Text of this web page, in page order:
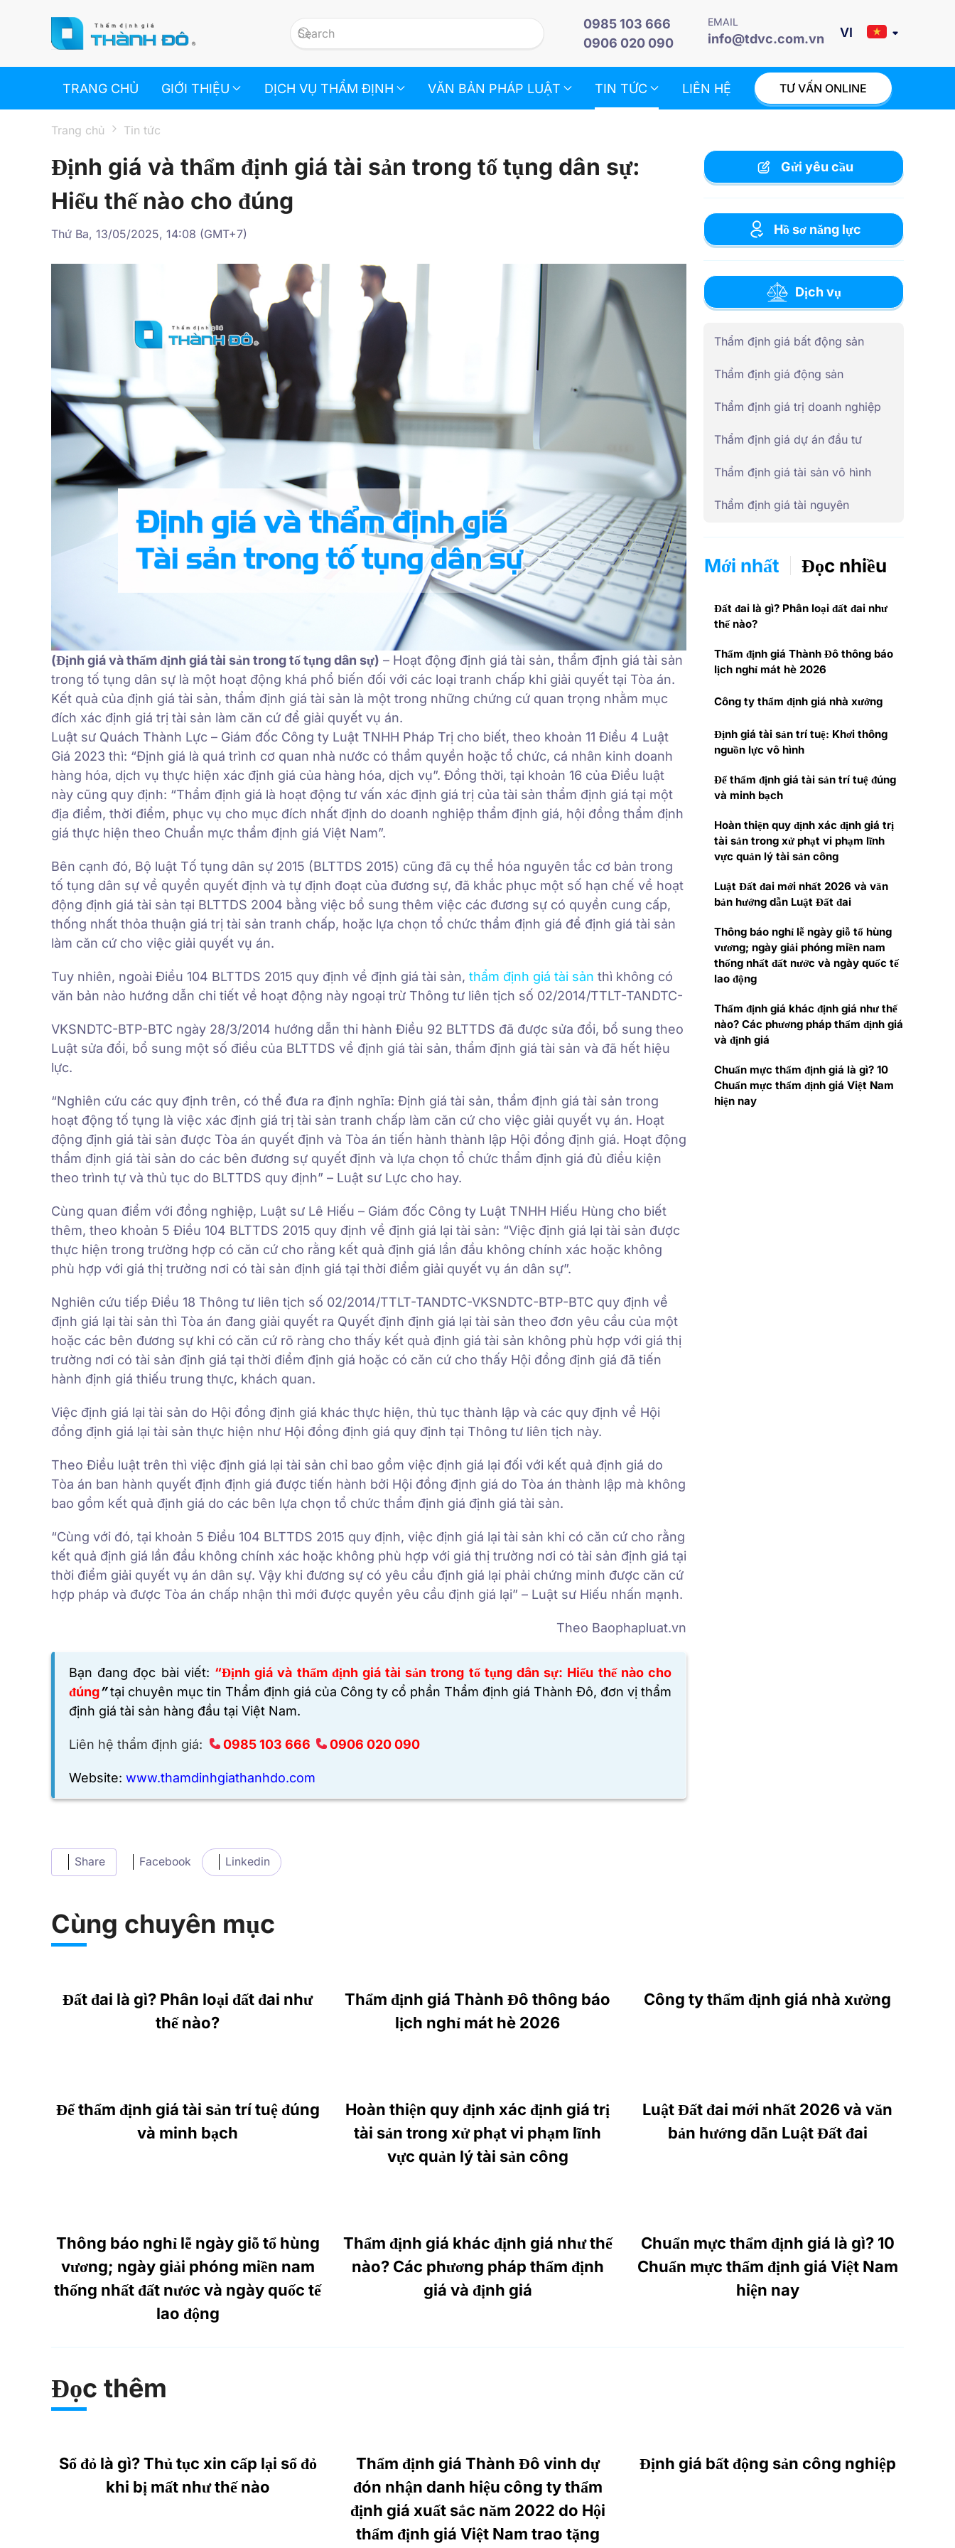
Skip to main content
0985 103 666
0906 020 090
EMAIL
info@tdvc.com.vn
TRANG CHỦ GIỚI THIỆU DỊCH VỤ THẨM ĐỊNH VĂN BẢN PHÁP LUẬT TIN TỨC LIÊN HỆ TƯ VẤN ONLINE
Trang chủ Tin tức
Định giá và thẩm định giá tài sản trong tố tụng dân sự:
Hiểu thế nào cho đúng
Thứ Ba, 13/05/2025, 14:08 (GMT+7)
(Định giá và thẩm định giá tài sản trong tố tụng dân sự) – Hoạt động định giá tài sản, thẩm định giá tài sản
trong tố tụng dân sự là một hoạt động khá phổ biến đối với các loại tranh chấp khi giải quyết tại Tòa án.
Kết quả của định giá tài sản, thẩm định giá tài sản là một trong những chứng cứ quan trọng nhằm mục
đích xác định giá trị tài sản làm căn cứ để giải quyết vụ án.
Luật sư Quách Thành Lực – Giám đốc Công ty Luật TNHH Pháp Trị cho biết, theo khoản 11 Điều 4 Luật
Giá 2023 thì: “Định giá là quá trình cơ quan nhà nước có thẩm quyền hoặc tổ chức, cá nhân kinh doanh
hàng hóa, dịch vụ thực hiện xác định giá của hàng hóa, dịch vụ”. Đồng thời, tại khoản 16 của Điều luật
này cũng quy định: “Thẩm định giá là hoạt động tư vấn xác định giá trị của tài sản thẩm định giá tại một
địa điểm, thời điểm, phục vụ cho mục đích nhất định do doanh nghiệp thẩm định giá, hội đồng thẩm định
giá thực hiện theo Chuẩn mực thẩm định giá Việt Nam”.
Bên cạnh đó, Bộ luật Tố tụng dân sự 2015 (BLTTDS 2015) cũng đã cụ thể hóa nguyên tắc cơ bản trong
tố tụng dân sự về quyền quyết định và tự định đoạt của đương sự, đã khắc phục một số hạn chế về hoạt
động định giá tài sản tại BLTTDS 2004 bằng việc bổ sung thêm việc các đương sự có quyền cung cấp,
thống nhất thỏa thuận giá trị tài sản tranh chấp, hoặc lựa chọn tổ chức thẩm định giá để định giá tài sản
làm căn cứ cho việc giải quyết vụ án.
Tuy nhiên, ngoài Điều 104 BLTTDS 2015 quy định về định giá tài sản, thẩm định giá tài sản thì không có
văn bản nào hướng dẫn chi tiết về hoạt động này ngoại trừ Thông tư liên tịch số 02/2014/TTLT-TANDTC-
VKSNDTC-BTP-BTC ngày 28/3/2014 hướng dẫn thi hành Điều 92 BLTTDS đã được sửa đổi, bổ sung theo
Luật sửa đổi, bổ sung một số điều của BLTTDS về định giá tài sản, thẩm định giá tài sản và đã hết hiệu
lực.
“Nghiên cứu các quy định trên, có thể đưa ra định nghĩa: Định giá tài sản, thẩm định giá tài sản trong
hoạt động tố tụng là việc xác định giá trị tài sản tranh chấp làm căn cứ cho việc giải quyết vụ án. Hoạt
động định giá tài sản được Tòa án quyết định và Tòa án tiến hành thành lập Hội đồng định giá. Hoạt động
thẩm định giá tài sản do các bên đương sự quyết định và lựa chọn tổ chức thẩm định giá đủ điều kiện
theo trình tự và thủ tục do BLTTDS quy định” – Luật sư Lực cho hay.
Cùng quan điểm với đồng nghiệp, Luật sư Lê Hiếu – Giám đốc Công ty Luật TNHH Hiếu Hùng cho biết
thêm, theo khoản 5 Điều 104 BLTTDS 2015 quy định về định giá lại tài sản: “Việc định giá lại tài sản được
thực hiện trong trường hợp có căn cứ cho rằng kết quả định giá lần đầu không chính xác hoặc không
phù hợp với giá thị trường nơi có tài sản định giá tại thời điểm giải quyết vụ án dân sự”.
Nghiên cứu tiếp Điều 18 Thông tư liên tịch số 02/2014/TTLT-TANDTC-VKSNDTC-BTP-BTC quy định về
định giá lại tài sản thì Tòa án đang giải quyết ra Quyết định định giá lại tài sản theo đơn yêu cầu của một
hoặc các bên đương sự khi có căn cứ rõ ràng cho thấy kết quả định giá tài sản không phù hợp với giá thị
trường nơi có tài sản định giá tại thời điểm định giá hoặc có căn cứ cho thấy Hội đồng định giá đã tiến
hành định giá thiếu trung thực, khách quan.
Việc định giá lại tài sản do Hội đồng định giá khác thực hiện, thủ tục thành lập và các quy định về Hội
đồng định giá lại tài sản thực hiện như Hội đồng định giá quy định tại Thông tư liên tịch này.
Theo Điều luật trên thì việc định giá lại tài sản chỉ bao gồm việc định giá lại đối với kết quả định giá do
Tòa án ban hành quyết định định giá được tiến hành bởi Hội đồng định giá do Tòa án thành lập mà không
bao gồm kết quả định giá do các bên lựa chọn tổ chức thẩm định giá định giá tài sản.
“Cùng với đó, tại khoản 5 Điều 104 BLTTDS 2015 quy định, việc định giá lại tài sản khi có căn cứ cho rằng
kết quả định giá lần đầu không chính xác hoặc không phù hợp với giá thị trường nơi có tài sản định giá tại
thời điểm giải quyết vụ án dân sự. Vậy khi đương sự có yêu cầu định giá lại phải chứng minh được căn cứ
hợp pháp và được Tòa án chấp nhận thì mới được quyền yêu cầu định giá lại” – Luật sư Hiếu nhấn mạnh.
Theo Baophapluat.vn
Bạn đang đọc bài viết: “Định giá và thẩm định giá tài sản trong tố tụng dân sự: Hiểu thế nào cho
đúng” tại chuyên mục tin Thẩm định giá của Công ty cổ phần Thẩm định giá Thành Đô, đơn vị thẩm
định giá tài sản hàng đầu tại Việt Nam.
Liên hệ thẩm định giá: 0985 103 666 0906 020 090
Website: www.thamdinhgiathanhdo.com
Share Facebook Linkedin
Gửi yêu cầu
Hồ sơ năng lực
Dịch vụ
Thẩm định giá bất động sản
Thẩm định giá động sản
Thẩm định giá trị doanh nghiệp
Thẩm định giá dự án đầu tư
Thẩm định giá tài sản vô hình
Thẩm định giá tài nguyên
Mới nhất Đọc nhiều
Đất đai là gì? Phân loại đất đai như
thế nào?
Thẩm định giá Thành Đô thông báo
lịch nghỉ mát hè 2026
Công ty thẩm định giá nhà xưởng
Định giá tài sản trí tuệ: Khơi thông
nguồn lực vô hình
Để thẩm định giá tài sản trí tuệ đúng
và minh bạch
Hoàn thiện quy định xác định giá trị
tài sản trong xử phạt vi phạm lĩnh
vực quản lý tài sản công
Luật Đất đai mới nhất 2026 và văn
bản hướng dẫn Luật Đất đai
Thông báo nghỉ lễ ngày giỗ tổ hùng
vương; ngày giải phóng miền nam
thống nhất đất nước và ngày quốc tế
lao động
Thẩm định giá khác định giá như thế
nào? Các phương pháp thẩm định giá
và định giá
Chuẩn mực thẩm định giá là gì? 10
Chuẩn mực thẩm định giá Việt Nam
hiện nay
Cùng chuyên mục
Đất đai là gì? Phân loại đất đai như
thế nào?
Thẩm định giá Thành Đô thông báo
lịch nghỉ mát hè 2026
Công ty thẩm định giá nhà xưởng
Để thẩm định giá tài sản trí tuệ đúng
và minh bạch
Hoàn thiện quy định xác định giá trị
tài sản trong xử phạt vi phạm lĩnh
vực quản lý tài sản công
Luật Đất đai mới nhất 2026 và văn
bản hướng dẫn Luật Đất đai
Thông báo nghỉ lễ ngày giỗ tổ hùng
vương; ngày giải phóng miền nam
thống nhất đất nước và ngày quốc tế
lao động
Thẩm định giá khác định giá như thế
nào? Các phương pháp thẩm định
giá và định giá
Chuẩn mực thẩm định giá là gì? 10
Chuẩn mực thẩm định giá Việt Nam
hiện nay
Đọc thêm
Sổ đỏ là gì? Thủ tục xin cấp lại sổ đỏ
khi bị mất như thế nào
Thẩm định giá Thành Đô vinh dự
đón nhận danh hiệu công ty thẩm
định giá xuất sắc năm 2022 do Hội
thẩm định giá Việt Nam trao tặng
Định giá bất động sản công nghiệp